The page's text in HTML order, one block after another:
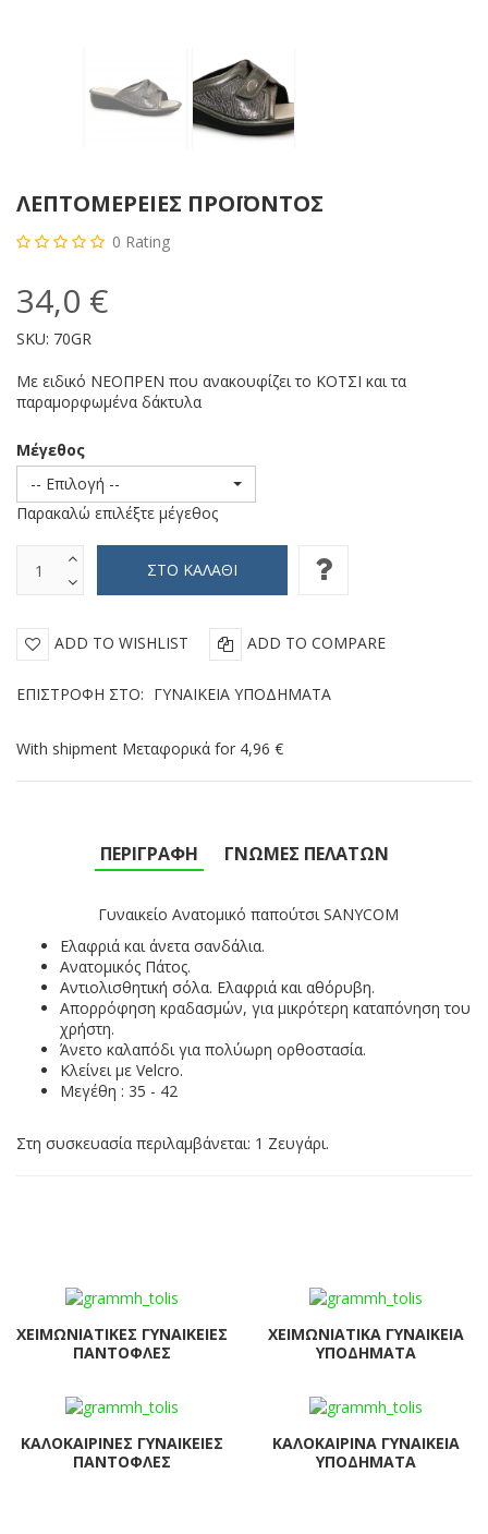
ΛΕΠΤΟΜΈΡΕΙΕΣ ΠΡΟΪΌΝΤΟΣ
0 Rating
34,0 €
SKU: 70GR
Με ειδικό ΝΕΟΠΡΕΝ που ανακουφίζει το ΚΟΤΣΙ και τα
παραμορφωμένα δάκτυλα
Μέγεθος
-- Επιλογή --
Παρακαλώ επιλέξτε μέγεθος
ADD TO WISHLIST ADD TO COMPARE
ΕΠΙΣΤΡΟΦΉ ΣΤΟ: ΓΥΝΑΙΚΕΊΑ ΥΠΟΔΉΜΑΤΑ
With shipment Μεταφορικά for 4,96 €
ΠΕΡΙΓΡΑΦΉ ΓΝΏΜΕΣ ΠΕΛΑΤΏΝ
Γυναικείο Ανατομικό παπούτσι SANYCOM
Ελαφριά και άνετα σανδάλια.
Ανατομικός Πάτος.
Αντιολισθητική σόλα. Ελαφριά και αθόρυβη.
Απορρόφηση κραδασμών, για μικρότερη καταπόνηση του
χρήστη.
Άνετο καλαπόδι για πολύωρη ορθοστασία.
Κλείνει με Velcro.
Μεγέθη : 35 - 42
Στη συσκευασία περιλαμβάνεται: 1 Ζευγάρι.
ΧΕΙΜΩΝΙΆΤΙΚΕΣ ΓΥΝΑΙΚΕΊΕΣ
ΠΑΝΤΌΦΛΕΣ
ΧΕΙΜΩΝΙΆΤΙΚΑ ΓΥΝΑΙΚΕΊΑ
ΥΠΟΔΉΜΑΤΑ
ΚΑΛΟΚΑΙΡΙΝΈΣ ΓΥΝΑΙΚΕΊΕΣ
ΠΑΝΤΌΦΛΕΣ
ΚΑΛΟΚΑΙΡΙΝΆ ΓΥΝΑΙΚΕΊΑ
ΥΠΟΔΉΜΑΤΑ